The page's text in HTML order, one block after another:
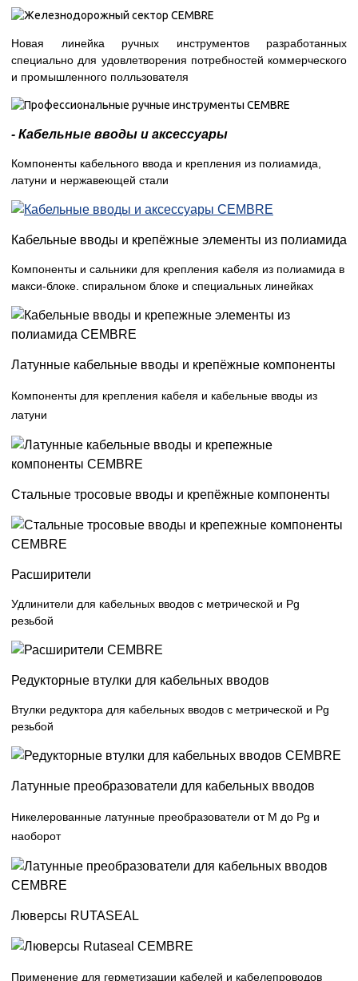
Новая линейка ручных инструментов разработанных
специально для удовлетворения потребностей коммерческого
и промышленного полльзователя
- Кабельные вводы и аксессуары
Компоненты кабельного ввода и крепления из полиамида,
латуни и нержавеющей стали
Кабельные вводы и крепёжные элементы из полиамида
Компоненты и сальники для крепления кабеля из полиамида в
макси-блоке. спиральном блоке и специальных линейках
Латунные кабельные вводы и крепёжные компоненты
Компоненты для крепления кабеля и кабельные вводы из
латуни
Стальные тросовые вводы и крепёжные компоненты
Расширители
Удлинители для кабельных вводов с метрической и Pg
резьбой
Редукторные втулки для кабельных вводов
Втулки редуктора для кабельных вводов с метрической и Pg
резьбой
Латунные преобразователи для кабельных вводов
Никелерованные латунные преобразователи от M до Pg и
наоборот
Люверсы RUTASEAL
Применение для герметизации кабелей и кабелепроводов